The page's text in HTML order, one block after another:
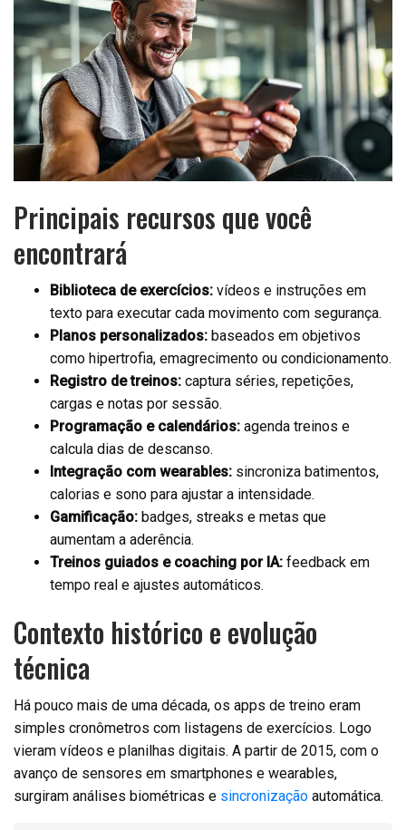
Principais recursos que você
encontrará
Biblioteca de exercícios: vídeos e instruções em
texto para executar cada movimento com segurança.
Planos personalizados: baseados em objetivos
como hipertrofia, emagrecimento ou condicionamento.
Registro de treinos: captura séries, repetições,
cargas e notas por sessão.
Programação e calendários: agenda treinos e
calcula dias de descanso.
Integração com wearables: sincroniza batimentos,
calorias e sono para ajustar a intensidade.
Gamificação: badges, streaks e metas que
aumentam a aderência.
Treinos guiados e coaching por IA: feedback em
tempo real e ajustes automáticos.
Contexto histórico e evolução
técnica
Há pouco mais de uma década, os apps de treino eram
simples cronômetros com listagens de exercícios. Logo
vieram vídeos e planilhas digitais. A partir de 2015, com o
avanço de sensores em smartphones e wearables,
surgiram análises biométricas e sincronização automática.